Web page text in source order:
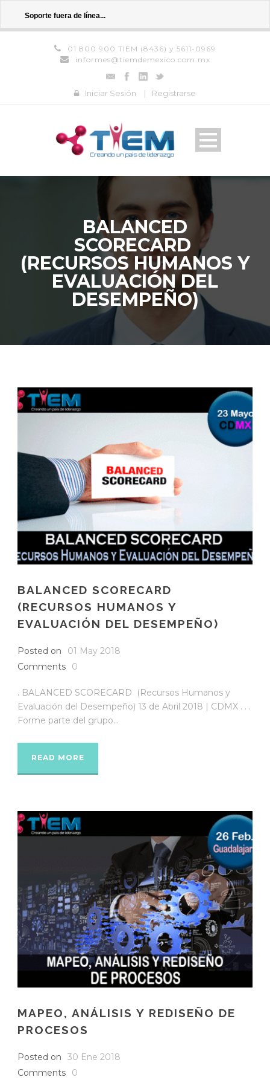
Soporte fuera de línea...
01 800 900 TIEM (8436) y 5611-0969
informes@tiemdemexico.com.mx
Iniciar Sesión | Registrarse
BALANCED
SCORECARD
(RECURSOS HUMANOS Y
EVALUACIÓN DEL
DESEMPEÑO)
BALANCED SCORECARD
(RECURSOS HUMANOS Y
EVALUACIÓN DEL DESEMPEÑO)
Posted on
01 May 2018
Comments
0
. BALANCED SCORECARD (Recursos Humanos y
Evaluación del Desempeño) 13 de Abril 2018 | CDMX . . .
Forme parte del grupo...
READ MORE
MAPEO, ANÁLISIS Y REDISEÑO DE
PROCESOS
Posted on
30 Ene 2018
Comments
0